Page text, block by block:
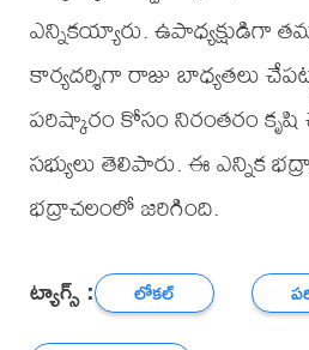
ఎన్నికయ్యారు. ఉపాధ్యక్షుడిగా
కార్యదర్శిగా రాజు బాధ్యతలు
పరిష్కారం కోసం నిరంతరం
సభ్యులు తెలిపారు. ఈ ఎన్నిక
భద్రాచలంలో జరిగింది.
ట్యాగ్స్ : లోకల్